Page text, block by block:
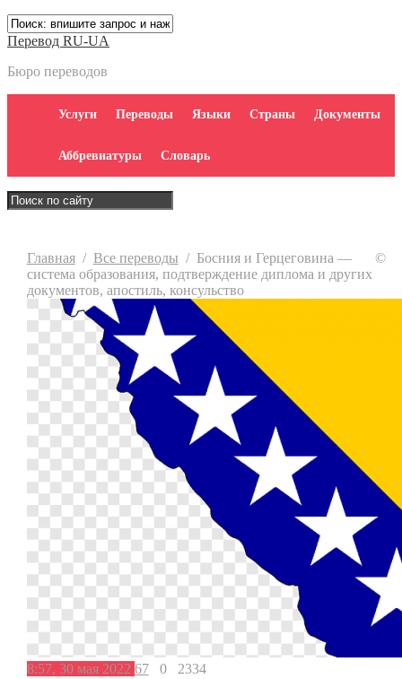
Перевод RU-UA
Бюро переводов
Услуги Переводы Языки Страны Документы
Аббревиатуры Словарь
Главная/ Все переводы / Босния и Герцеговина —
система образования, подтверждение диплома и других
документов, апостиль, консульство
8:57, 30 мая 2022 67 0 2334
©